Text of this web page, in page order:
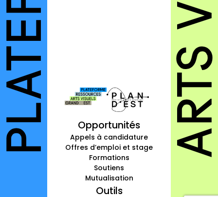
Opportunités
Appels à candidature
Offres d’emploi et stage
Formations
Soutiens
Mutualisation
Outils